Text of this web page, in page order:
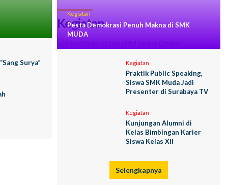
Surya”
Kegiatan
Kegiatan
Pesta Demokrasi Penuh Makna di SMK
MUDA
Kegiatan
Praktik Public Speaking,
Siswa SMK Muda Jadi
Presenter di Surabaya TV
Kegiatan
Kunjungan Alumni di
Kelas Bimbingan Karier
Siswa Kelas XII
Selengkapnya